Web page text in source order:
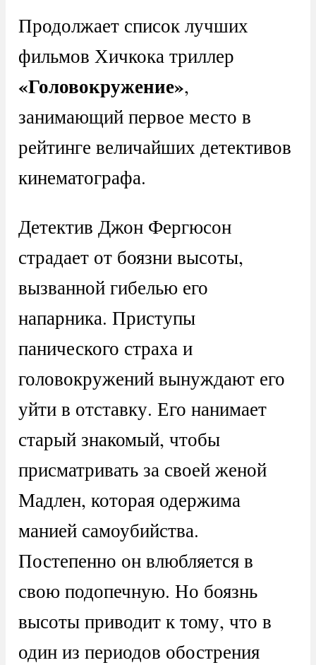
Продолжает список лучших
фильмов Хичкока триллер
«Головокружение»,
занимающий первое место в
рейтинге величайших детективов
кинематографа.
Детектив Джон Фергюсон
страдает от боязни высоты,
вызванной гибелью его
напарника. Приступы
панического страха и
головокружений вынуждают его
уйти в отставку. Его нанимает
старый знакомый, чтобы
присматривать за своей женой
Мадлен, которая одержима
манией самоубийства.
Постепенно он влюбляется в
свою подопечную. Но боязнь
высоты приводит к тому, что в
один из периодов обострения